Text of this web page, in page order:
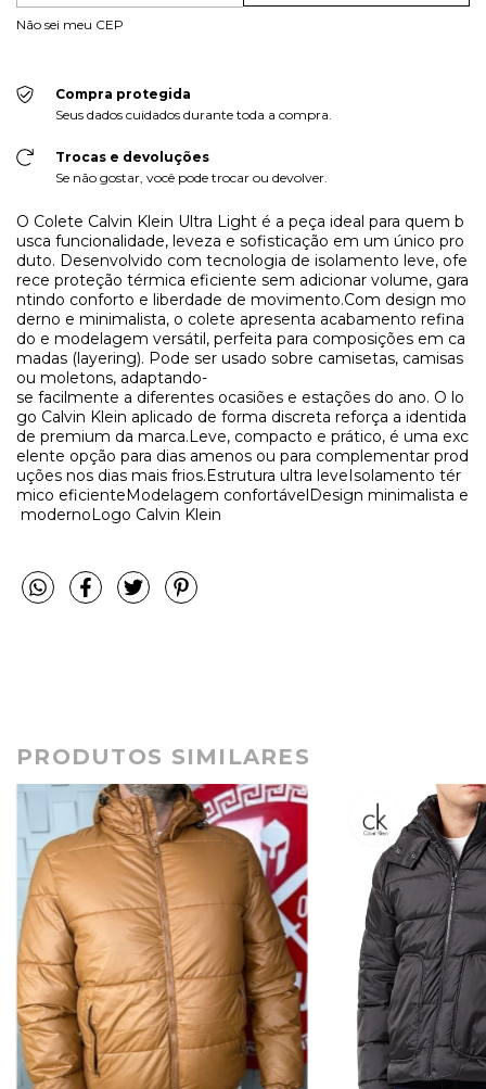
Não sei meu CEP
Compra protegida
Seus dados cuidados durante toda a compra.
Trocas e devoluções
Se não gostar, você pode trocar ou devolver.
O Colete Calvin Klein Ultra Light é a peça ideal para quem b
usca funcionalidade, leveza e sofisticação em um único pro
duto. Desenvolvido com tecnologia de isolamento leve, ofe
rece proteção térmica eficiente sem adicionar volume, gara
ntindo conforto e liberdade de movimento.Com design mo
derno e minimalista, o colete apresenta acabamento refina
do e modelagem versátil, perfeita para composições em ca
madas (layering). Pode ser usado sobre camisetas, camisas
ou moletons, adaptando-
se facilmente a diferentes ocasiões e estações do ano. O lo
go Calvin Klein aplicado de forma discreta reforça a identida
de premium da marca.Leve, compacto e prático, é uma exc
elente opção para dias amenos ou para complementar prod
uções nos dias mais frios.Estrutura ultra leveIsolamento tér
mico eficienteModelagem confortávelDesign minimalista e
modernoLogo Calvin Klein
PRODUTOS SIMILARES